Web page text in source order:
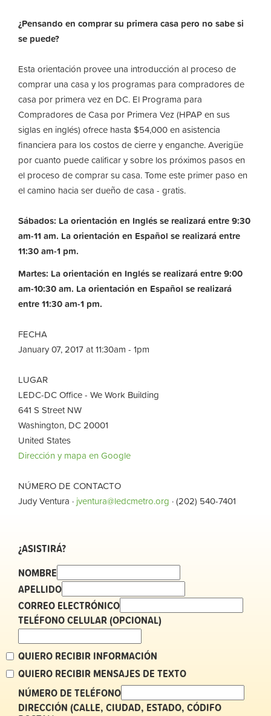
¿Pensando en comprar su primera casa pero no sabe si
se puede?
Esta orientación provee una introducción al proceso de
comprar una casa y los programas para compradores de
casa por primera vez en DC. El Programa para
Compradores de Casa por Primera Vez (HPAP en sus
siglas en inglés) ofrece hasta $54,000 en asistencia
financiera para los costos de cierre y enganche. Averigüe
por cuanto puede calificar y sobre los próximos pasos en
el proceso de comprar su casa. Tome este primer paso en
el camino hacia ser dueño de casa - gratis.
Sábados: La orientación en Inglés se realizará entre 9:30
am-11 am. La orientación en Español se realizará entre
11:30 am-1 pm.
Martes: La orientación en Inglés se realizará entre 9:00
am-10:30 am. La orientación en Español se realizará
entre 11:30 am-1 pm.
FECHA
January 07, 2017 at 11:30am - 1pm
LUGAR
LEDC-DC Office - We Work Building
641 S Street NW
Washington, DC 20001
United States
Dirección y mapa en Google
NÚMERO DE CONTACTO
Judy Ventura · jventura@ledcmetro.org · (202) 540-7401
¿ASISTIRÁ?
NOMBRE
APELLIDO
CORREO ELECTRÓNICO
TELÉFONO CELULAR (OPCIONAL)
QUIERO RECIBIR INFORMACIÓN
QUIERO RECIBIR MENSAJES DE TEXTO
NÚMERO DE TELÉFONO
DIRECCIÓN (CALLE, CIUDAD, ESTADO, CÓDIFO